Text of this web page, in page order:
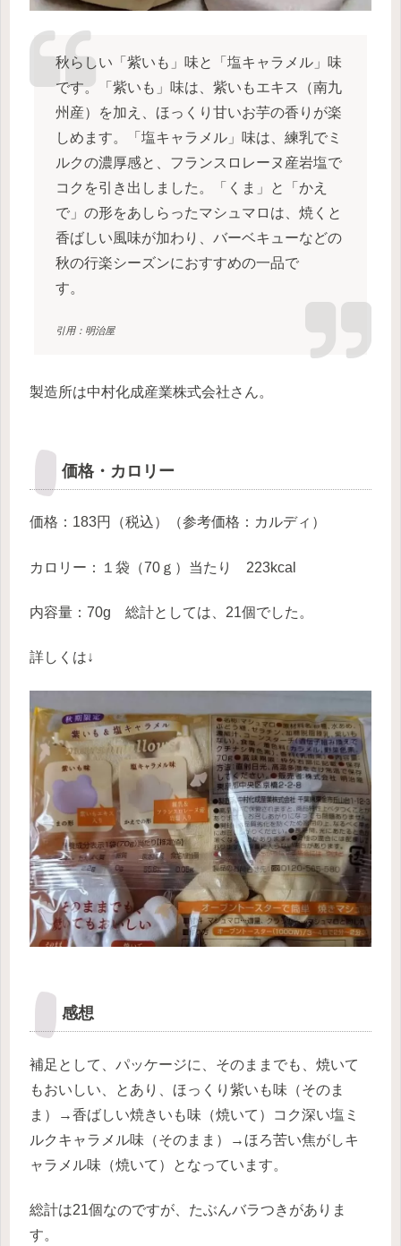
秋らしい「紫いも」味と「塩キャラメル」味
です。「紫いも」味は、紫いもエキス（南九
州産）を加え、ほっくり甘いお芋の香りが楽
しめます。「塩キャラメル」味は、練乳でミ
ルクの濃厚感と、フランスロレーヌ産岩塩で
コクを引き出しました。「くま」と「かえ
で」の形をあしらったマシュマロは、焼くと
香ばしい風味が加わり、バーベキューなどの
秋の行楽シーズンにおすすめの一品で
す。
引用：明治屋
製造所は中村化成産業株式会社さん。
価格・カロリー
価格：183円（税込）（参考価格：カルディ）
カロリー：１袋（70ｇ）当たり 223kcal
内容量：70g 総計としては、21個でした。
詳しくは↓
感想
補足として、パッケージに、そのままでも、焼いて
もおいしい、とあり、ほっくり紫いも味（そのま
ま）→香ばしい焼きいも味（焼いて）コク深い塩ミ
ルクキャラメル味（そのまま）→ほろ苦い焦がしキ
ャラメル味（焼いて）となっています。
総計は21個なのですが、たぶんバラつきがありま
す。